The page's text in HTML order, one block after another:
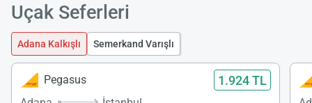
Uçak Seferleri
Adana Kalkışlı Semerkand Varışlı
Pegasus 1.924 TL